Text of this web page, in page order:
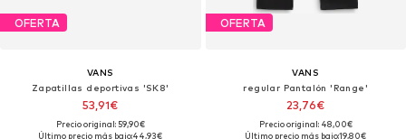
OFERTA
VANS
Zapatillas deportivas 'SK8'
53,91€
Precio original: 59,90€
Último precio más bajo:44,93€
OFERTA
VANS
regular Pantalón 'Range'
23,76€
Precio original: 48,00€
Último precio más bajo:19,80€